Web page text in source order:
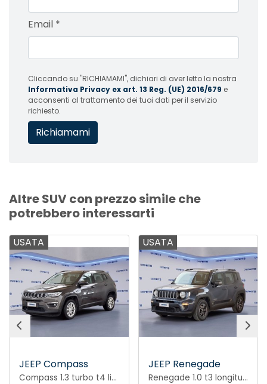
Email *
Cliccando su "RICHIAMAMI", dichiari di aver letto la nostra
Informativa Privacy ex art. 13 Reg. (UE) 2016/679 e
acconsenti al trattamento dei tuoi dati per il servizio
richiesto.
Altre SUV con prezzo simile che
potrebbero interessarti
USATA
JEEP Compass
Compass 1.3 turbo t4 limited 2wd 150cv ddct
USATA
JEEP Renegade
Renegade 1.0 t3 longitude 2wd